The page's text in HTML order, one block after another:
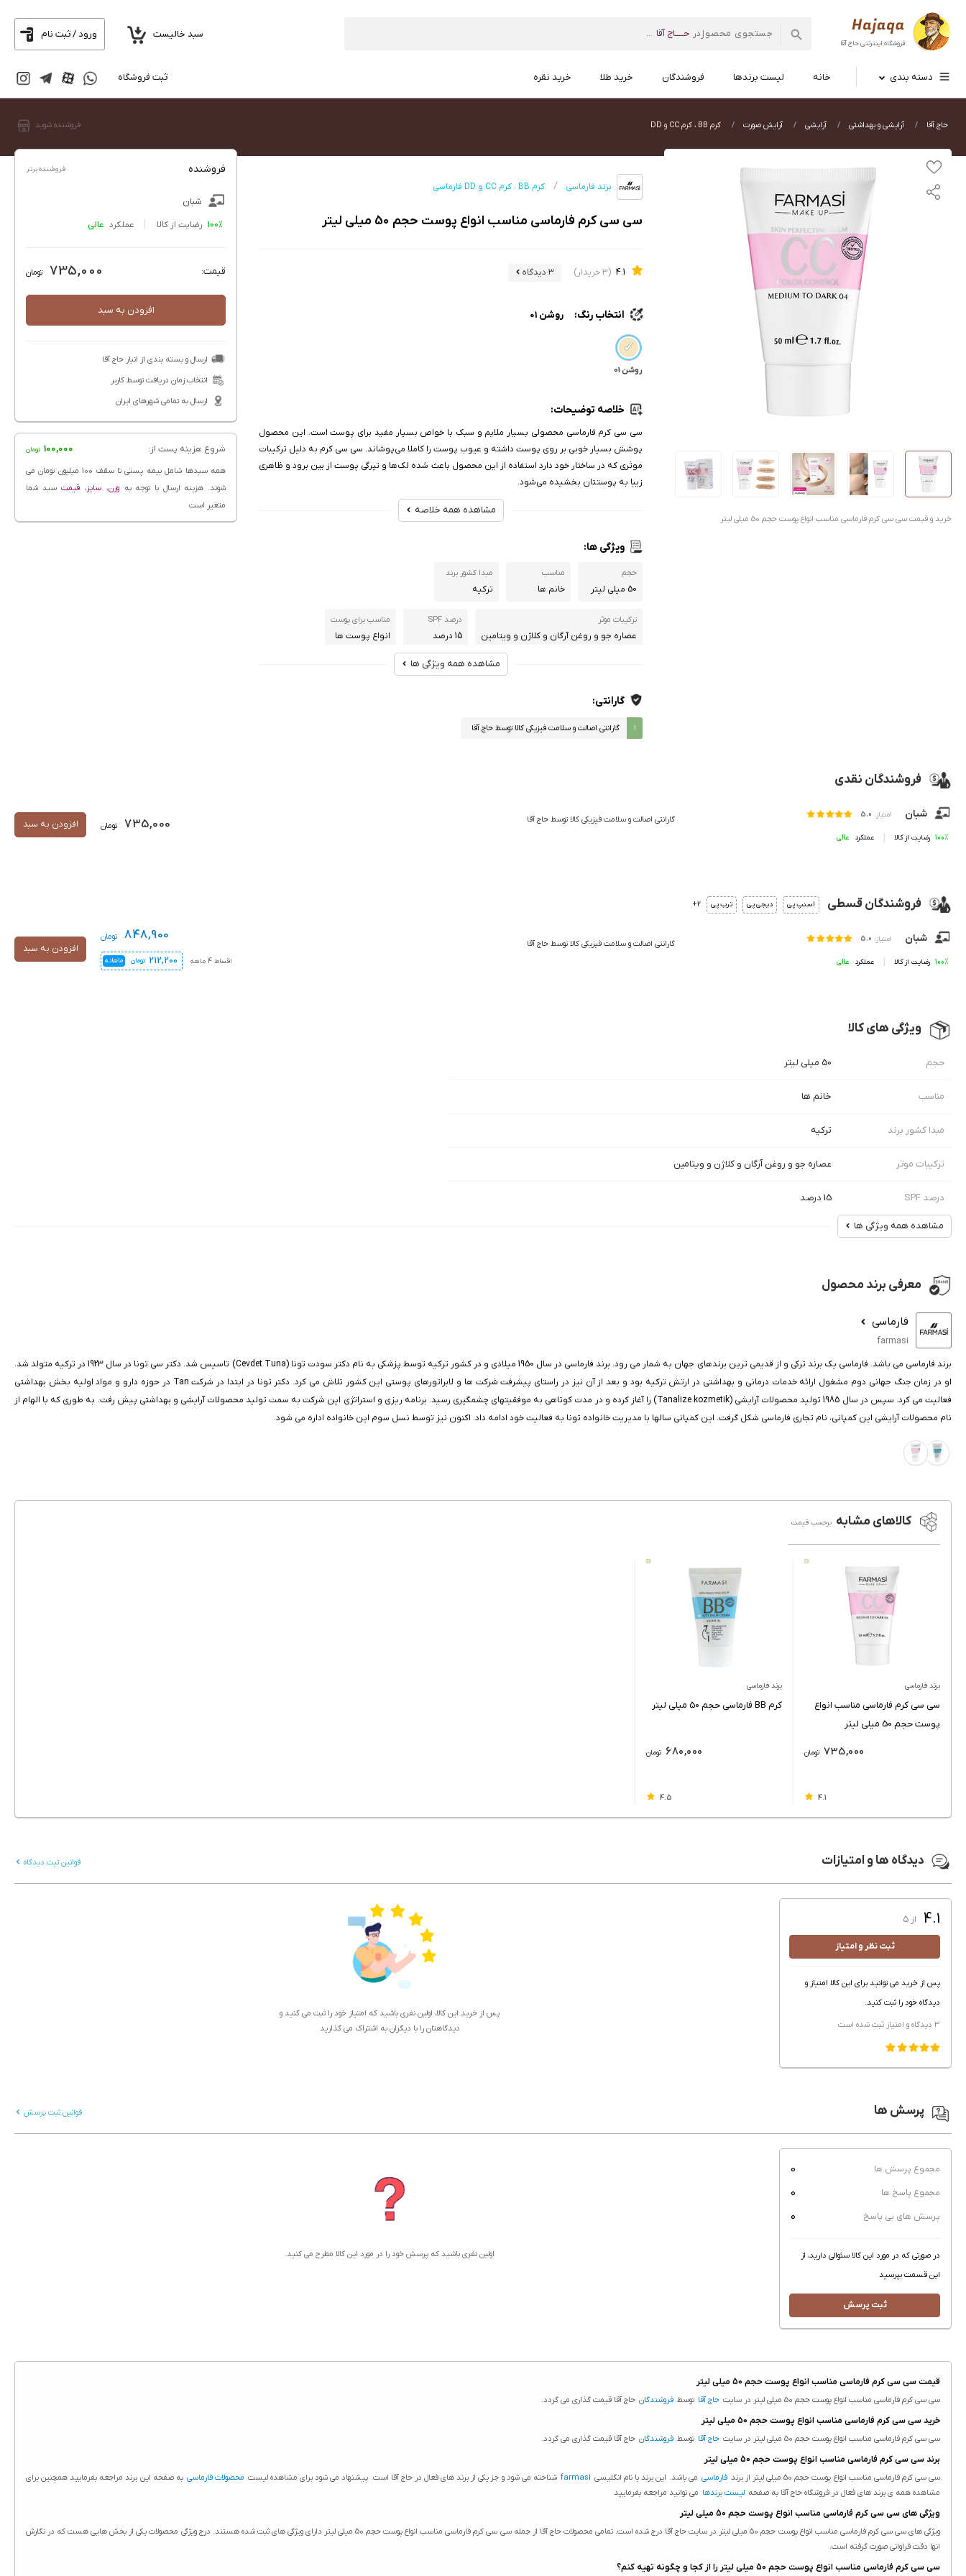
ورود / ثبت نام سبد خالیست
فروشگاه اینترنتیحاج آقا
در حــــاج آقا ...
دسته بندی خانه لیست برندها فروشندگان خرید طلا خرید نقره ثبت فروشگاه
حاج آقا آرایشی و بهداشتی آرایشی آرایش صورت کرم BB ، کرم CC و DD فروشنده شوید
خرید و قیمت سی سی کرم فارماسی مناسب انواع پوست حجم 50 میلی لیتر
فروشنده فروشنده برتر
شبان
100% رضایت از کالا عملکرد
قیمت: تومان 735,000
افزودن به سبد
ارسال و بسته بندی از انبار حاج آقا
انتخاب زمان دریافت توسط کاربر
ارسال به تمامی شهرهای ایران
شروع هزینه پست از: 100,000 تومان
همه سبدها شامل بیمه پستی تا سقف 100 میلیون تومان می
شوند. هزینه ارسال با توجه به وزن، سایز ، قیمت سبد شما
متغیر است
برند فارماسی کرم BB ، کرم CC و DD فارماسی
سی سی کرم فارماسی مناسب انواع پوست حجم 50 میلی لیتر
4.1 (3 خریدار) 3 دیدگاه
انتخاب رنگ: روشن 01
روشن 01
خلاصه توضیحات:
سی سی کرم‌ فارماسی محصولی بسیار ملایم و سبک با خواص بسیار مفید برای پوست است. این محصول
پوشش بسیار خوبی بر روی پوست داشته و عیوب پوست را کاملا می‌پوشاند. سی سی کرم به دلیل ترکیبات
موثری که در ساختار خود دارد استفاده از این محصول باعث شده لک‌ها و تیرگی پوست از بین برود و ظاهری
زیبا به پوستتان بخشیده می‌شود.
مشاهده همه خلاصه
ویژگی ها:
حجم
50 میلی لیتر
مناسب
خانم ها
مبدا کشور برند
ترکیه
ترکیبات موثر
عصاره جو و روغن آرگان و کلاژن و ویتامین
درصد SPF
15 درصد
مناسب برای پوست
انواع پوست ها
مشاهده همه ویژگی ها
گارانتی:
۱ گارانتی اصالت و سلامت فیزیکی کالا توسط حاج آقا
فروشندگان نقدی
شبان امتیاز: 5.0
100% رضایت از کالا عملکرد
افزودن به سبد تومان 735,000 گارانتی اصالت و سلامت فیزیکی کالا توسط حاج آقا
فروشندگان قسطی اسنپ پی دیجی پی ترب پی 2+
شبان امتیاز: 5.0
100% رضایت از کالا عملکرد
افزودن به سبد
تومان 848,900
ماهانه 212,200 تومان اقساط 4 ماهه
گارانتی اصالت و سلامت فیزیکی کالا توسط حاج آقا
ویژگی های کالا
حجم 50 میلی لیتر
مناسب خانم ها
مبدا کشور برند ترکیه
ترکیبات موثر عصاره جو و روغن آرگان و کلاژن و ویتامین
درصد SPF 15 درصد
مشاهده همه ویژگی ها
معرفی برند محصول
فارماسی
farmasi
برند فارماسی می باشد. فارماسی یک برند ترکی و از قدیمی ترین برندهای جهان به شمار می رود. برند فارماسی در سال 1950 میلادی و در کشور ترکیه توسط پزشکی به نام دکتر سودت تونا (Cevdet Tuna) تاسیس شد. دکتر سی تونا در سال 1923 در ترکیه متولد شد.
او در زمان جنگ جهانی دوم مشغول ارائه خدمات درمانی و بهداشتی در ارتش ترکیه بود و بعد از آن نیز در راستای پیشرفت شرکت ها و لابراتورهای پوستی این کشور تلاش می کرد. دکتر تونا در ابتدا در شرکت Tan در حوزه دارو و مواد اولیه بخش بهداشتی
فعالیت می کرد. سپس در سال 1985 تولید محصولات آرایشی (Tanalize kozmetik) را آغاز کرده و در مدت کوتاهی به موفقیتهای چشمگیری رسید. برنامه ریزی و استراتژی این شرکت به سمت تولید محصولات آرایشی و بهداشتی پیش رفت. به طوری که با الهام از
نام محصولات آرایشی این کمپانی، نام تجاری فارماسی شکل گرفت. این کمپانی سالها با مدیریت خانواده تونا به فعالیت خود ادامه داد. اکنون نیز توسط نسل سوم این خانواده اداره می شود.
کالاهای مشابه برحسب قیمت
برند فارماسی
سی سی کرم فارماسی مناسب انواع
پوست حجم 50 میلی لیتر
تومان 735,000
4.1
برند فارماسی
کرم BB فارماسی حجم 50 میلی لیتر
تومان 680,000
4.5
دیدگاه ها و امتیازات قوانین ثبت دیدگاه
4.1 از ۵
3 دیدگاه و امتیاز ثبت شده است
پس از خرید می توانید برای این کالا امتیاز و
دیدگاه خود را ثبت کنید.
ثبت نظر و امتیاز
پس از خرید این کالا، اولین نفری باشید که امتیاز خود را ثبت می کنید و
دیدگاهتان را با دیگران به اشتراک می گذارید
پرسش ها قوانین ثبت پرسش
مجموع پرسش ها 0
مجموع پاسخ ها 0
پرسش های بی پاسخ 0
در صورتی که در مورد این کالا سئوالی دارید، از
این قسمت بپرسید
ثبت پرسش
اولین نفری باشید که پرسش خود را در مورد این کالا مطرح می کنید.
قیمت سی سی کرم فارماسی مناسب انواع پوست حجم 50 میلی لیتر
سی سی کرم فارماسی مناسب انواع پوست حجم 50 میلی لیتر در سایت حاج آقا توسط فروشندگان حاج آقا قیمت گذاری می گردد.
خرید سی سی کرم فارماسی مناسب انواع پوست حجم 50 میلی لیتر
سی سی کرم فارماسی مناسب انواع پوست حجم 50 میلی لیتر در سایت حاج آقا توسط فروشندگان حاج آقا قیمت گذاری می گردد.
برند سی سی کرم فارماسی مناسب انواع پوست حجم 50 میلی لیتر
سی سی کرم فارماسی مناسب انواع پوست حجم 50 میلی لیتر از برند فارماسی می باشد. این برند با نام انگلیسی farmasi شناخته می شود و جز یکی از برند های فعال در حاج آقا است. پیشنهاد می شود برای مشاهده لیست محصولات فارماسی به صفحه این برند مراجعه بفرمایید همچنین برای
مشاهده همه ی برند های فعال در فروشگاه حاج آقا به صفحه لیست برندها می توانید مراجعه بفرمایید
ویژگی های سی سی کرم فارماسی مناسب انواع پوست حجم 50 میلی لیتر
ویژگی های سی سی کرم فارماسی مناسب انواع پوست حجم 50 میلی لیتر در سایت حاج آقا درج شده است. تمامی محصولات حاج آقا از جمله سی سی کرم فارماسی مناسب انواع پوست حجم 50 میلی لیتر دارای ویژگی های ثبت شده هستند. درج ویژگی محصولات یکی از بخش هایی هست که در نگارش
انها دقت فراوانی صورت گرفته است.
سی سی کرم فارماسی مناسب انواع پوست حجم 50 میلی لیتر را از کجا و چگونه تهیه کنم؟